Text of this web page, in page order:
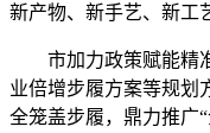
新产物、新手艺、新工
市加力政策赋能精准
业倍增步履方案等规划
全笼盖步履，鼎力推广